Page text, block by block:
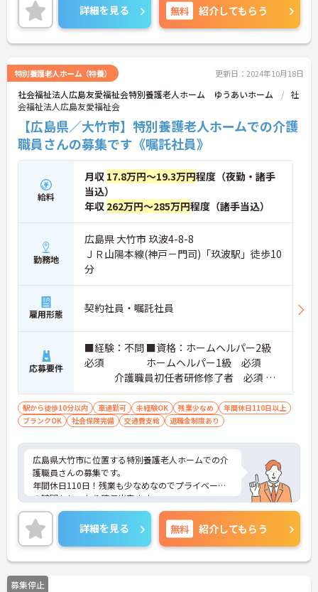
詳細を見る 無料 紹介してもらう
特別養護老人ホーム（特養） 更新日：2024年10月18日
社会福祉法人広島友愛福祉会特別養護老人ホーム ゆうあいホーム
社
会福祉法人広島友愛福祉会
【広島県／大竹市】特別養護老人ホームでの介護
職員さんの募集です《嘱託社員》
給料
月収 17.8万円～19.3万円程度（夜勤・諸手
当込）
年収 262万円～285万円程度（諸手当込）
勤務地
広島県 大竹市 玖波4-8-8
ＪＲ山陽本線(神戸－門司)「玖波駅」徒歩10
分
雇用形態 契約社員・嘱託社員
応募要件
■経験：不問 ■資格：ホームヘルパー2級
必須 ホームヘルパー1級 必須
介護職員初任者研修修了者 必須
※いずれかの資格を所持で可
駅から徒歩10分以内 車通勤可 未経験OK 残業少なめ
年間休日110日以上
ブランクOK
社会保険完備 交通費支給 退職金制度あり
広島県大竹市に位置する特別養護老人ホームでの介
護職員さんの募集です。
年間休日110日！残業も少なめなのでプライベート
の時間もしっかり確保出来ます。
充実した福利厚生が魅力です。
ご興味のある方には、面接対策ポイントなど、さら
に詳細をお話しいたしますので、お気軽にご相談く
ださい。
詳細を見る 無料 紹介してもらう
募集停止